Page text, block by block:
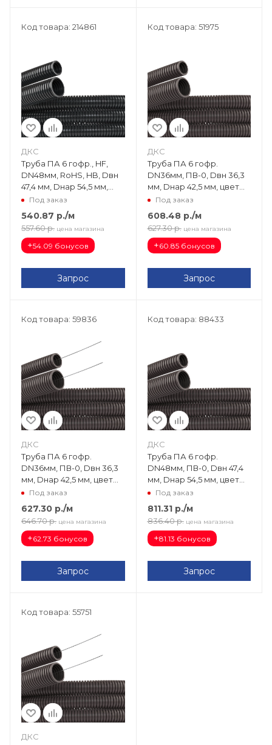
Код товара: 214861
ДКС
Труба ПА 6 гофр., HF,
DN48мм, RoHS, HB, Dвн
47,4 мм, Dнар 54,5 мм,
цвет чёрный, без
протяжки PA604855HB
Под заказ
540.87 р./м
557.60 р. цена магазина
+54.09 бонусов
Запрос
Код товара: 51975
ДКС
Труба ПА 6 гофр.
DN36мм, ПВ-0, Dвн 36,3
мм, Dнар 42,5 мм, цвет
тёмно-серый, без
протяжки PA603643F0
Под заказ
608.48р./м
627.30 р. цена магазина
+60.85 бонусов
Запрос
Код товара: 59836
ДКС
Труба ПА 6 гофр.
DN36мм, ПВ-0, Dвн 36,3
мм, Dнар 42,5 мм, цвет
тёмно-серый, с
протяжкой PA613643F0
Под заказ
627.30 р./м
646.70 р. цена магазина
+62.73 бонусов
Запрос
Код товара: 88433
ДКС
Труба ПА 6 гофр.
DN48мм, ПВ-0, Dвн 47,4
мм, Dнар 54,5 мм, цвет
тёмно-серый, без
протяжки PA604855F0
Под заказ
811.31р./м
836.40 р. цена магазина
+81.13 бонусов
Запрос
Код товара: 55751
ДКС